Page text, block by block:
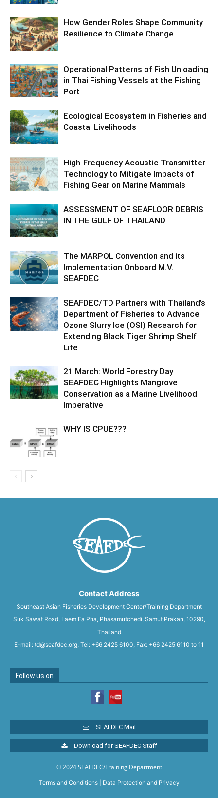
How Gender Roles Shape Community
Resilience to Climate Change
Operational Patterns of Fish Unloading
in Thai Fishing Vessels at the Fishing
Port
Ecological Ecosystem in Fisheries and
Coastal Livelihoods
High-Frequency Acoustic Transmitter
Technology to Mitigate Impacts of
Fishing Gear on Marine Mammals
ASSESSMENT OF SEAFLOOR DEBRIS
IN THE GULF OF THAILAND
The MARPOL Convention and its
Implementation Onboard M.V.
SEAFDEC
SEAFDEC/TD Partners with Thailand’s
Department of Fisheries to Advance
Ozone Slurry Ice (OSI) Research for
Extending Black Tiger Shrimp Shelf
Life
21 March: World Forestry Day
SEAFDEC Highlights Mangrove
Conservation as a Marine Livelihood
Imperative
WHY IS CPUE???
Contact Address
Southeast Asian Fisheries Development Center/Training Department
Suk Sawat Road, Laem Fa Pha, Phasamutchedi, Samut Prakan, 10290,
Thailand
E-mail: td@seafdec.org, Tel: +66 2425 6100, Fax: +66 2425 6110 to 11
Follow us on
SEAFDEC Mail
Download for SEAFDEC Staff
© 2024 SEAFDEC/Training Department
Terms and Conditions| Data Protection and Privacy